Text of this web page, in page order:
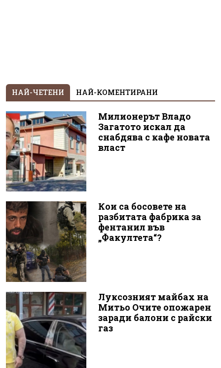
НАЙ-ЧЕТЕНИ НАЙ-КОМЕНТИРАНИ
Милионерът Владо
Загатото искал да
снабдява с кафе новата
власт
Кои са босовете на
разбитата фабрика за
фентанил във
„Факултета“?
Луксозният майбах на
Митьо Очите опожарен
заради балони с райски
газ